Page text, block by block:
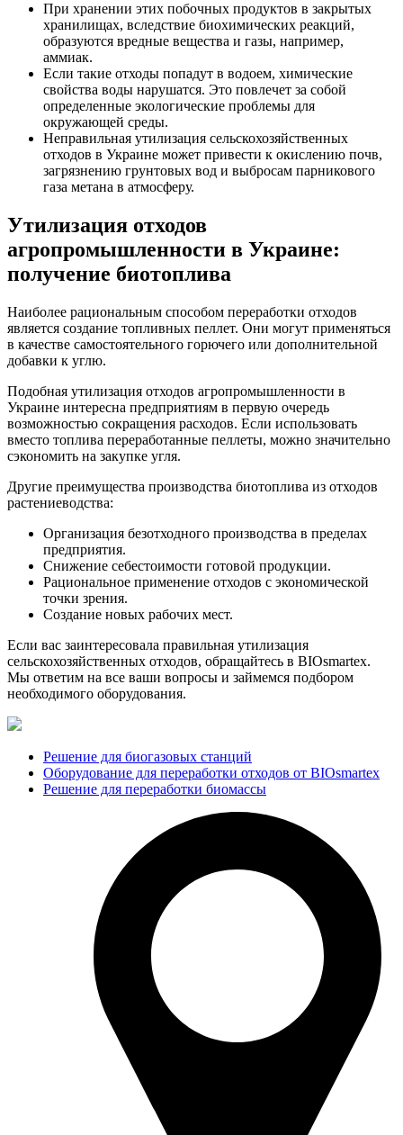
При хранении этих побочных продуктов в закрытых
хранилищах, вследствие биохимических реакций,
образуются вредные вещества и газы, например,
аммиак.
Если такие отходы попадут в водоем, химические
свойства воды нарушатся. Это повлечет за собой
определенные экологические проблемы для
окружающей среды.
Неправильная утилизация сельскохозяйственных
отходов в Украине может привести к окислению почв,
загрязнению грунтовых вод и выбросам парникового
газа метана в атмосферу.
Утилизация отходов
агропромышленности в Украине:
получение биотоплива
Наиболее рациональным способом переработки отходов
является создание топливных пеллет. Они могут применяться
в качестве самостоятельного горючего или дополнительной
добавки к углю.
Подобная утилизация отходов агропромышленности в
Украине интересна предприятиям в первую очередь
возможностью сокращения расходов. Если использовать
вместо топлива переработанные пеллеты, можно значительно
сэкономить на закупке угля.
Другие преимущества производства биотоплива из отходов
растениеводства:
Организация безотходного производства в пределах
предприятия.
Снижение себестоимости готовой продукции.
Рациональное применение отходов с экономической
точки зрения.
Создание новых рабочих мест.
Если вас заинтересовала правильная утилизация
сельскохозяйственных отходов, обращайтесь в BIOsmartex.
Мы ответим на все ваши вопросы и займемся подбором
необходимого оборудования.
Решение для биогазовых станций
Оборудование для переработки отходов от BIOsmartex
Решение для переработки биомассы